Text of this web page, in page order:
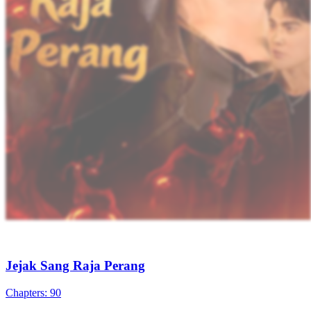
Jejak Sang Raja Perang
Chapters: 90